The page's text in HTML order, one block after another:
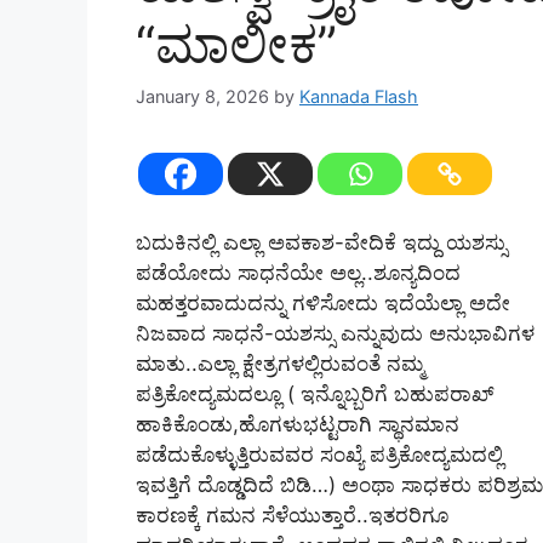
“ಮಾಲೀಕ”
January 8, 2026 by Kannada Flash
ಬದುಕಿನಲ್ಲಿ ಎಲ್ಲಾ ಅವಕಾಶ-ವೇದಿಕೆ ಇದ್ದು ಯಶಸ್ಸು
ಪಡೆಯೋದು ಸಾಧನೆಯೇ ಅಲ್ಲ..ಶೂನ್ಯದಿಂದ
ಮಹತ್ತರವಾದುದನ್ನು ಗಳಿಸೋದು ಇದೆಯೆಲ್ಲಾ ಅದೇ
ನಿಜವಾದ ಸಾಧನೆ-ಯಶಸ್ಸು ಎನ್ನುವುದು ಅನುಭಾವಿಗಳ
ಮಾತು..ಎಲ್ಲಾ ಕ್ಷೇತ್ರಗಳಲ್ಲಿರುವಂತೆ ನಮ್ಮ
ಪತ್ರಿಕೋದ್ಯಮದಲ್ಲೂ ( ಇನ್ನೊಬ್ಬರಿಗೆ ಬಹುಪರಾಖ್‌
ಹಾಕಿಕೊಂಡು,ಹೊಗಳುಭಟ್ಟರಾಗಿ ಸ್ಥಾನಮಾನ
ಪಡೆದುಕೊಳ್ಳುತ್ತಿರುವವರ ಸಂಖ್ಯೆ ಪತ್ರಿಕೋದ್ಯಮದಲ್ಲಿ
ಇವತ್ತಿಗೆ ದೊಡ್ಡದಿದೆ ಬಿಡಿ…) ಅಂಥಾ ಸಾಧಕರು
ಕಾರಣಕ್ಕೆ ಗಮನ ಸೆಳೆಯುತ್ತಾರೆ..ಇತರರಿಗೂ